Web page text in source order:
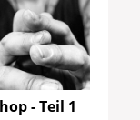
- Teil 1